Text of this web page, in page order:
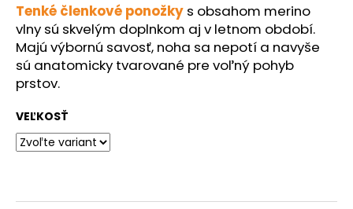
Tenké členkové ponožky s obsahom merino
vlny sú skvelým doplnkom aj v letnom období.
Majú výbornú savosť, noha sa nepotí a navyše
sú anatomicky tvarované pre voľný pohyb
prstov.
VEĽKOSŤ
HĽADAŤ
O
d
p
o
č